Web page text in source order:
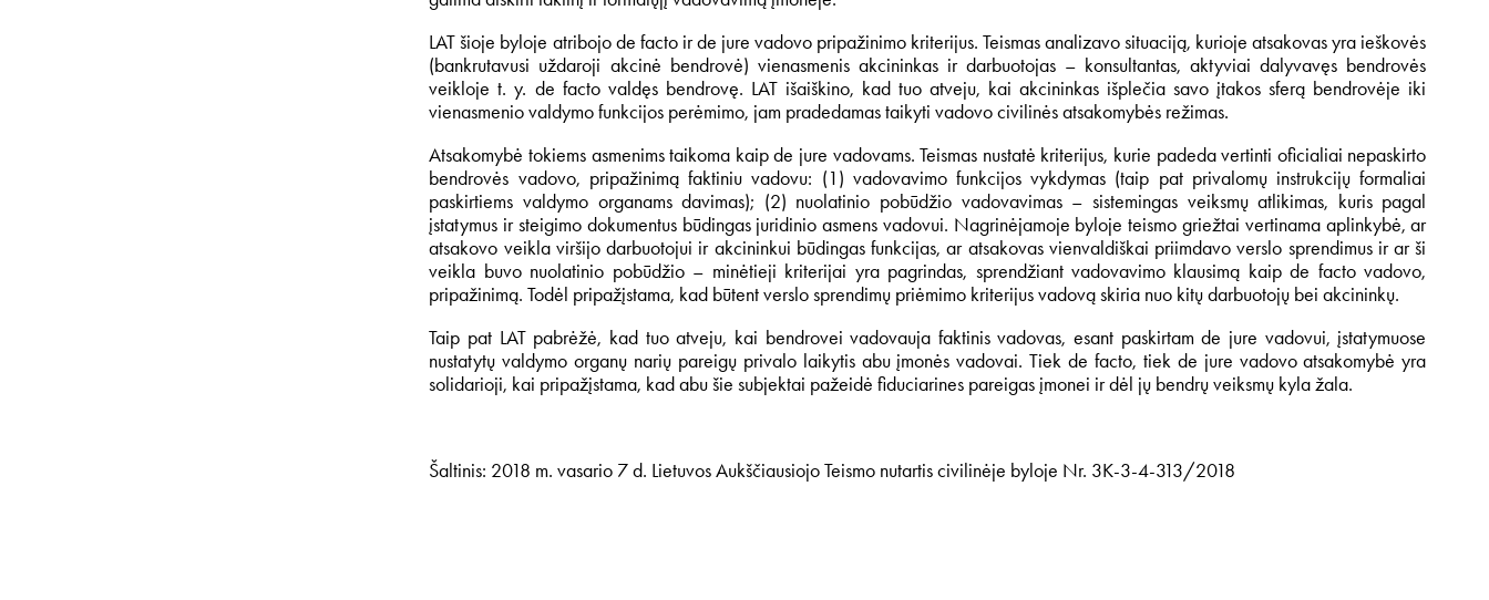
LAT šioje byloje atribojo de facto ir de jure vadovo pripažinimo kriterijus. Teismas analizavo situaciją, kurioje atsakovas yra ieškovės
(bankrutavusi uždaroji akcinė bendrovė) vienasmenis akcininkas ir darbuotojas – konsultantas, aktyviai dalyvavęs bendrovės
veikloje t. y. de facto valdęs bendrovę. LAT išaiškino, kad tuo atveju, kai akcininkas išplečia savo įtakos sferą bendrovėje iki
vienasmenio valdymo funkcijos perėmimo, jam pradedamas taikyti vadovo civilinės atsakomybės režimas.
Atsakomybė tokiems asmenims taikoma kaip de jure vadovams. Teismas nustatė kriterijus, kurie padeda vertinti oficialiai nepaskirto
bendrovės vadovo, pripažinimą faktiniu vadovu: (1) vadovavimo funkcijos vykdymas (taip pat privalomų instrukcijų formaliai
paskirtiems valdymo organams davimas); (2) nuolatinio pobūdžio vadovavimas – sistemingas veiksmų atlikimas, kuris pagal
įstatymus ir steigimo dokumentus būdingas juridinio asmens vadovui. Nagrinėjamoje byloje teismo griežtai vertinama aplinkybė, ar
atsakovo veikla viršijo darbuotojui ir akcininkui būdingas funkcijas, ar atsakovas vienvaldiškai priimdavo verslo sprendimus ir ar ši
veikla buvo nuolatinio pobūdžio – minėtieji kriterijai yra pagrindas, sprendžiant vadovavimo klausimą kaip de facto vadovo,
pripažinimą. Todėl pripažįstama, kad būtent verslo sprendimų priėmimo kriterijus vadovą skiria nuo kitų darbuotojų bei akcininkų.
Taip pat LAT pabrėžė, kad tuo atveju, kai bendrovei vadovauja faktinis vadovas, esant paskirtam de jure vadovui, įstatymuose
nustatytų valdymo organų narių pareigų privalo laikytis abu įmonės vadovai. Tiek de facto, tiek de jure vadovo atsakomybė yra
solidarioji, kai pripažįstama, kad abu šie subjektai pažeidė fiduciarines pareigas įmonei ir dėl jų bendrų veiksmų kyla žala.
Šaltinis: 2018 m. vasario 7 d. Lietuvos Aukščiausiojo Teismo nutartis civilinėje byloje Nr. 3K-3-4-313/2018